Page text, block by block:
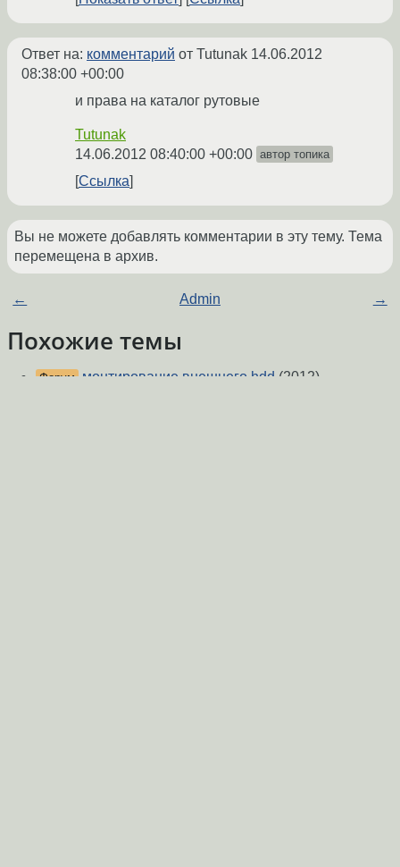
Ответ на: комментарий от Tutunak 14.06.2012
08:38:00 +00:00
и права на каталог рутовые
Tutunak
14.06.2012 08:40:00 +00:00 автор топика
Ссылка
Вы не можете добавлять комментарии в эту тему. Тема
перемещена в архив.
← Admin →
Похожие темы
Форум монтирование внешнего hdd (2012)